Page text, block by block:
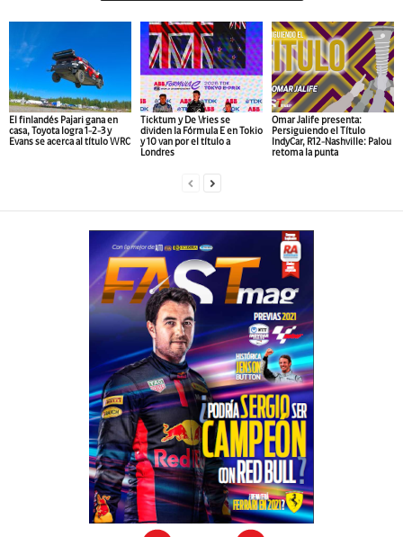
El finlandés Pajari gana en
casa, Toyota logra 1-2-3 y
Evans se acerca al título WRC
Ticktum y De Vries se
dividen la Fórmula E en Tokio
y 10 van por el título a
Londres
Omar Jalife presenta:
Persiguiendo el Título
IndyCar, R12-Nashville: Palou
retoma la punta